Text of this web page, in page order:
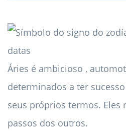
Áries é ambicioso ,
determinados a ter
seus próprios termos. Eles
passos dos outros.